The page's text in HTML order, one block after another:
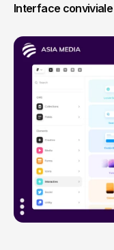
Interface conviviale